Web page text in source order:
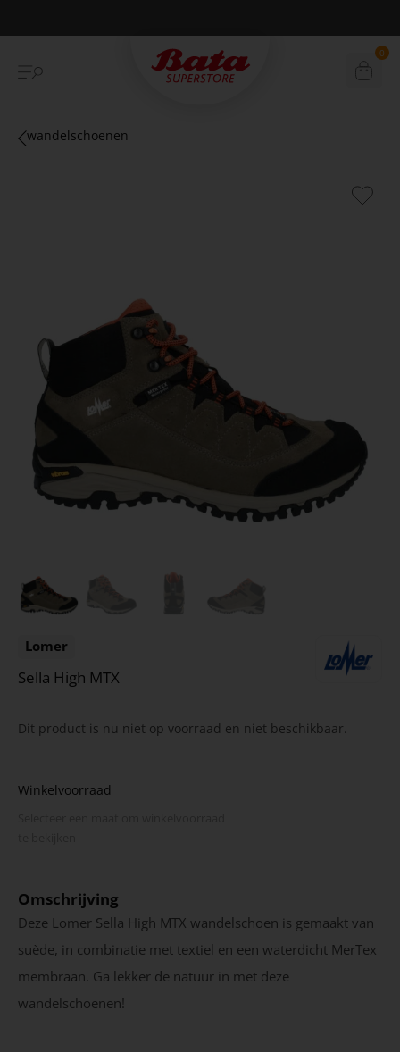
Betaal achteraf met Klarna 0
wandelschoenen
Lomer
Sella High MTX
Dit product is nu niet op voorraad en niet beschikbaar.
Winkelvoorraad
Omschrijving
Deze Lomer Sella High MTX wandelschoen is gemaakt van
suède, in combinatie met textiel en een waterdicht MerTex
membraan. Ga lekker de natuur in met deze
wandelschoenen!